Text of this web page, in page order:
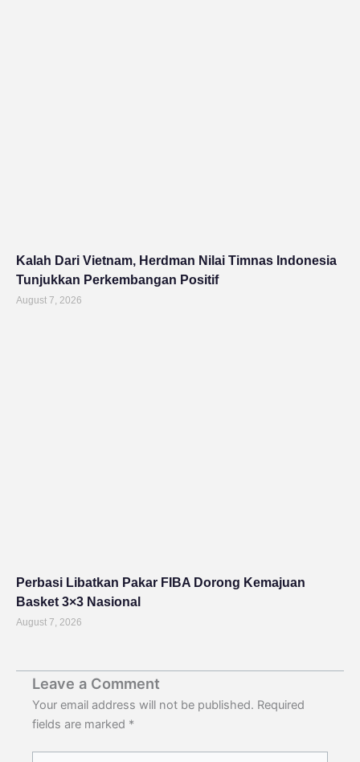
Kalah Dari Vietnam, Herdman Nilai Timnas Indonesia
Tunjukkan Perkembangan Positif
August 7, 2026
Perbasi Libatkan Pakar FIBA Dorong Kemajuan
Basket 3×3 Nasional
August 7, 2026
Leave a Comment
Your email address will not be published. Required
fields are marked *